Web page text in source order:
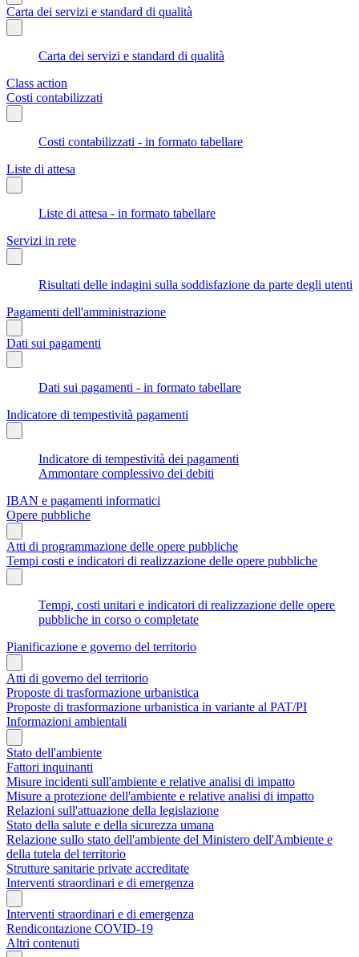
Carta dei servizi e standard di qualità
Carta dei servizi e standard di qualità
Class action
Costi contabilizzati
Costi contabilizzati - in formato tabellare
Liste di attesa
Liste di attesa - in formato tabellare
Servizi in rete
Risultati delle indagini sulla soddisfazione da parte degli utenti
Pagamenti dell'amministrazione
Dati sui pagamenti
Dati sui pagamenti - in formato tabellare
Indicatore di tempestività pagamenti
Indicatore di tempestività dei pagamenti
Ammontare complessivo dei debiti
IBAN e pagamenti informatici
Opere pubbliche
Atti di programmazione delle opere pubbliche
Tempi costi e indicatori di realizzazione delle opere pubbliche
Tempi, costi unitari e indicatori di realizzazione delle opere
pubbliche in corso o completate
Pianificazione e governo del territorio
Atti di governo del territorio
Proposte di trasformazione urbanistica
Proposte di trasformazione urbanistica in variante al PAT/PI
Informazioni ambientali
Stato dell'ambiente
Fattori inquinanti
Misure incidenti sull'ambiente e relative analisi di impatto
Misure a protezione dell'ambiente e relative analisi di impatto
Relazioni sull'attuazione della legislazione
Stato della salute e della sicurezza umana
Relazione sullo stato dell'ambiente del Ministero dell'Ambiente e
della tutela del territorio
Strutture sanitarie private accreditate
Interventi straordinari e di emergenza
Interventi straordinari e di emergenza
Rendicontazione COVID-19
Altri contenuti